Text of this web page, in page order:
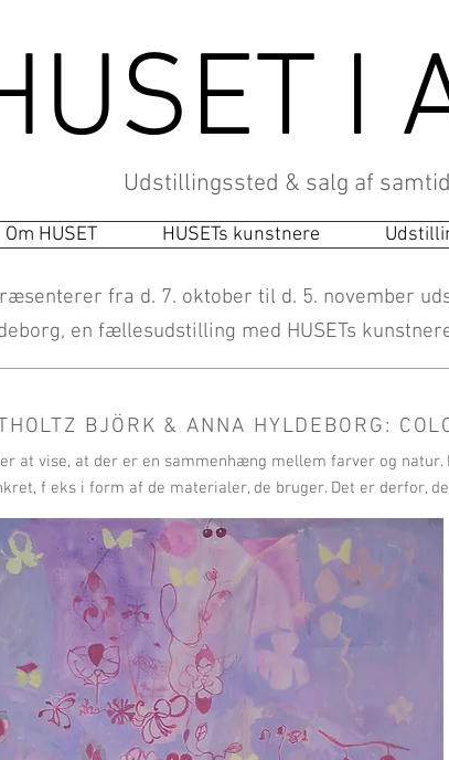
I
Udstillingssted & salg af
Om HUSET HUSETs kunstnere
fra d. 7. oktober til d. 5. november
en fællesudstilling med HUSETs
BJÖRK & ANNA HYLDEBORG:
at vise, at der er en sammenhæng mellem farver og
f eks i form af de materialer, de bruger. Det er derfor,